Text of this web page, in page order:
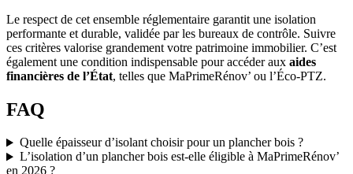
Le respect de cet ensemble réglementaire garantit une isolation
performante et durable, validée par les bureaux de contrôle. Suivre
ces critères valorise grandement votre patrimoine immobilier. C’est
également une condition indispensable pour accéder aux aides
financières de l’État, telles que MaPrimeRénov’ ou l’Éco-PTZ.
FAQ
Quelle épaisseur d’isolant choisir pour un plancher bois ?
L’isolation d’un plancher bois est-elle éligible à MaPrimeRénov’
en 2026 ?